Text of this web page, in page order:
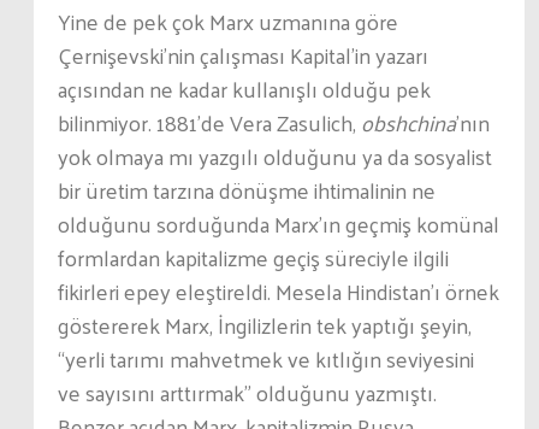
Yine de pek çok Marx uzmanına göre
Çernişevski’nin çalışması Kapital’in yazarı
açısından ne kadar kullanışlı olduğu pek
bilinmiyor. 1881’de Vera Zasulich,obshchina’nın
yok olmaya mı yazgılı olduğunu ya da sosyalist
bir üretim tarzına dönüşme ihtimalinin ne
olduğunu sorduğunda Marx’ın geçmiş komünal
formlardan kapitalizme geçiş süreciyle ilgili
fikirleri epey eleştireldi. Mesela Hindistan’ı örnek
göstererek Marx, İngilizlerin tek yaptığı şeyin,
“yerli tarımı mahvetmek ve kıtlığın seviyesini
ve sayısını arttırmak” olduğunu yazmıştı.